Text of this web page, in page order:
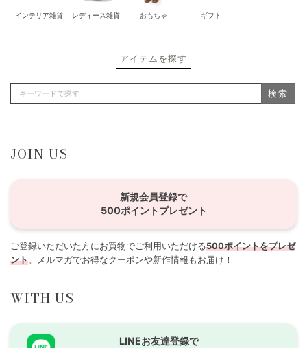
インテリア雑貨 レディース雑貨 おもちゃ ギフト
アイテムを探す
検索
JOIN US
新規会員登録で
500ポイントプレゼント
ご登録いただいた方にお買物でご利用いただける500ポイントをプレゼ
ント。メルマガでお得なクーポンや新作情報もお届け！
WITH US
LINEお友達登録で